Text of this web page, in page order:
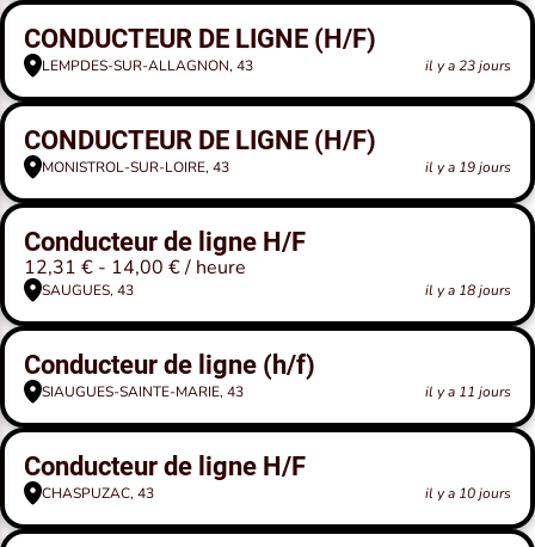
CONDUCTEUR DE LIGNE (H/F)
LEMPDES-SUR-ALLAGNON, 43 il y a 23 jours
CONDUCTEUR DE LIGNE (H/F)
MONISTROL-SUR-LOIRE, 43 il y a 19 jours
Conducteur de ligne H/F
12,31 € - 14,00 € / heure
SAUGUES, 43 il y a 18 jours
Conducteur de ligne (h/f)
SIAUGUES-SAINTE-MARIE, 43 il y a 11 jours
Conducteur de ligne H/F
CHASPUZAC, 43 il y a 10 jours